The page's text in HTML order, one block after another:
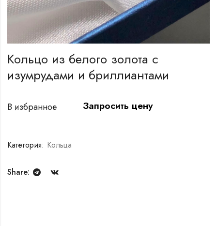
Кольцо из белого золота с
изумрудами и бриллиантами
В избранное Запросить цену
Категория: Кольца
Share: